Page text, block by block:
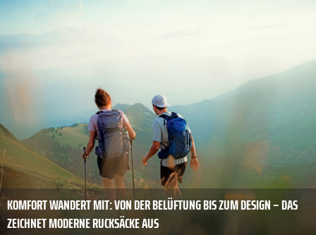
KOMFORT WANDERT MIT: VON DER BELÜFTUNG BIS ZUM DESIGN – DAS
ZEICHNET ­MODERNE RUCKSÄCKE AUS